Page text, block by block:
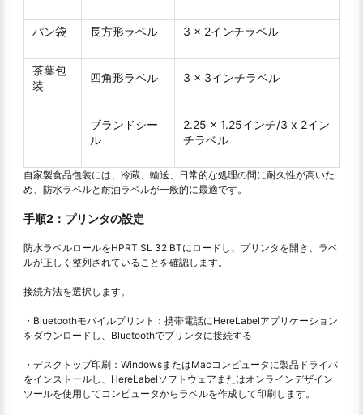
パン袋 長方形ラベル 3 x 2インチラベル
茶葉包
装
四角形ラベル 3 x 3インチラベル
ブランドシー
ル
2.25 x 1.25インチ/3 x 2イン
チラベル
自家製食品包装には、冷蔵、輸送、日常的な処理の間に耐久性が高いた
め、防水ラベルと耐油ラベルが一般的に最適です。
手順2：プリンタの設定
防水ラベルロールをHPRT SL 32 BTにロードし、プリンタを開き、ラベ
ルが正しく整列されていることを確認します。
接続方法を選択します。
・Bluetoothモバイルプリント：携帯電話にHereLabelアプリケーション
をダウンロードし、Bluetoothでプリンタに接続する
・デスクトップ印刷：WindowsまたはMacコンピュータに製品ドライバ
をインストールし、HereLabelソフトウェアまたはオンラインデザイン
ツールを使用してコンピュータからラベルを作成して印刷します。